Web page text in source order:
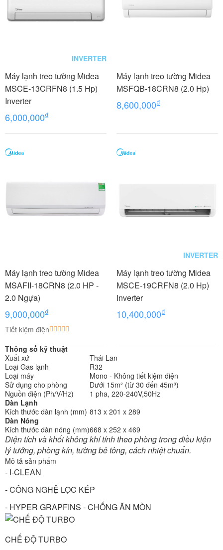
INVERTER
Máy lạnh treo tường Midea
MSCE-13CRFN8 (1.5 Hp)
Inverter
6,000,000₫
Máy lạnh treo tường Midea
MSFQB-18CRN8 (2.0 Hp)
8,600,000₫
Máy lạnh treo tường Midea
MSAFII-18CRN8 (2.0 HP -
2.0 Ngựa)
9,000,000₫
Tiết kiệm điện
INVERTER
Máy lạnh treo tường Midea
MSCE-19CRFN8 (2.0 Hp)
Inverter
10,400,000₫
Thông số kỹ thuật
Xuất xứ
Thái Lan
Loại Gas lạnh
R32
Loại máy
Mono - Không tiết kiệm điện
Sử dụng cho phòng
Dưới 15m² (từ 30 đến 45m³)
Nguồn điện (Ph/V/Hz)
1 pha, 220-240V,50Hz
Dàn Lạnh
Kích thước dàn lạnh (mm) 813 x 201 x 289
Dàn Nóng
Kích thước dàn nóng (mm)668 x 252 x 469
Diện tích và khối không khí tính theo phòng trong điều kiện
lý tưởng, phòng kín, tường bê tông, cách nhiệt chuẩn.
Mô tả sản phẩm
- I-CLEAN
- CÔNG NGHỆ LỌC KÉP
- HYPER GRAPFINS - CHỐNG ĂN MÒN
CHẾ ĐỘ TURBO